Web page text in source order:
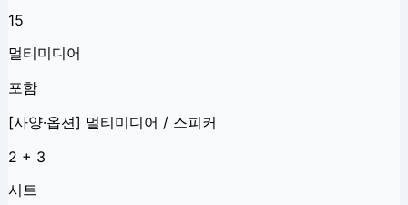
15
멀티미디어
포함
[사양·옵션] 멀티미디어 / 스피커
2 + 3
시트